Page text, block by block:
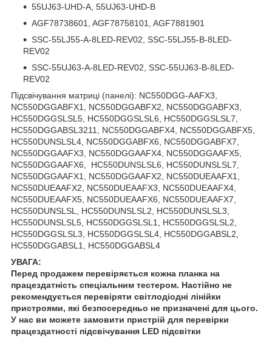
55UJ63-UHD-A, 55UJ63-UHD-B
AGF78738601, AGF78758101, AGF7881901
SSC-55LJ55-A-8LED-REV02, SSC-55LJ55-B-8LED-
REV02
SSC-55UJ63-A-8LED-REV02, SSC-55UJ63-B-8LED-
REV02
Підсвічування матриці (панелі): NC550DGG-AAFX3,
NC550DGGABFX1, NC550DGGABFX2, NC550DGGABFX3,
HC550DGGSLSL5, HC550DGGSLSL6, HC550DGGSLSL7,
HC550DGGABSL3211, NC550DGGABFX4, NC550DGGABFX5,
HC550DUNSLSL4, NC550DGGABFX6, NC550DGGABFX7,
NC550DGGAAFX3, NC550DGGAAFX4, NC550DGGAAFX5,
NC550DGGAAFX6, HC550DUNSLSL6, HC550DUNSLSL7,
NC550DGGAAFX1, NC550DGGAAFX2, NC550DUEAAFX1,
NC550DUEAAFX2, NC550DUEAAFX3, NC550DUEAAFX4,
NC550DUEAAFX5, NC550DUEAAFX6, NC550DUEAAFX7,
HC550DUNSLSL, HC550DUNSLSL2, HC550DUNSLSL3,
HC550DUNSLSL5, HC550DGGSLSL1, HC550DGGSLSL2,
HC550DGGSLSL3, HC550DGGSLSL4, HC550DGGABSL2,
HC550DGGABSL1, HC550DGGABSL4
УВАГА:
Перед продажем перевіряється кожна планка на
працездатність спеціальним тестером. Настійно не
рекомендується перевіряти світлодіодні лінійки
пристроями, які безпосередньо не призначені для цього.
У нас ви можете замовити пристрій для перевірки
працездатності підсвічування LED підсвітки